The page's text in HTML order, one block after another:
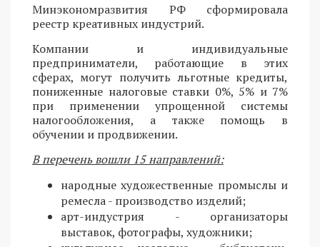
Минэкономразвития РФ сформировала
реестр креативных индустрий.
Компании и индивидуальные
предприниматели, работающие в этих
сферах, могут получить льготные кредиты,
пониженные налоговые ставки 0%, 5% и 7%
при применении упрощенной системы
налогообложения, а также помощь в
обучении и продвижении.
В перечень вошли 15 направлений:
народные художественные промыслы и
ремесла - производство изделий;
арт-индустрия - организаторы
выставок, фотографы, художники;